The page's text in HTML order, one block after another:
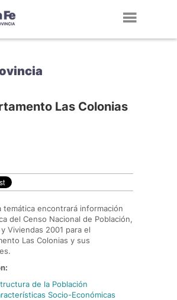
Las Colonias
temática encontrará información
del Censo Nacional de Población,
Viviendas 2001 para el
Las Colonias y sus
de la Población
Socio-Económicas